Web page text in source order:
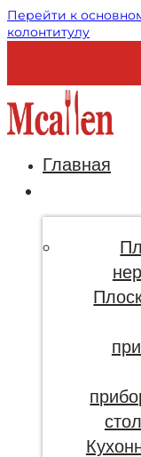
Перейти к
колонтитулу
Главная